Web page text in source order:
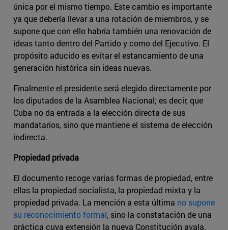
única por el mismo tiempo. Este cambio es importante
ya que debería llevar a una rotación de miembros, y se
supone que con ello habría también una renovación de
ideas tanto dentro del Partido y como del Ejecutivo. El
propósito aducido es evitar el estancamiento de una
generación histórica sin ideas nuevas.
Finalmente el presidente será elegido directamente por
los diputados de la Asamblea Nacional; es decir, que
Cuba no da entrada a la elección directa de sus
mandatarios, sino que mantiene el sistema de elección
indirecta.
Propiedad privada
El documento recoge varias formas de propiedad, entre
ellas la propiedad socialista, la propiedad mixta y la
propiedad privada. La mención a esta última no supone
su reconocimiento formal, sino la constatación de una
práctica cuya extensión la nueva Constitución avala.